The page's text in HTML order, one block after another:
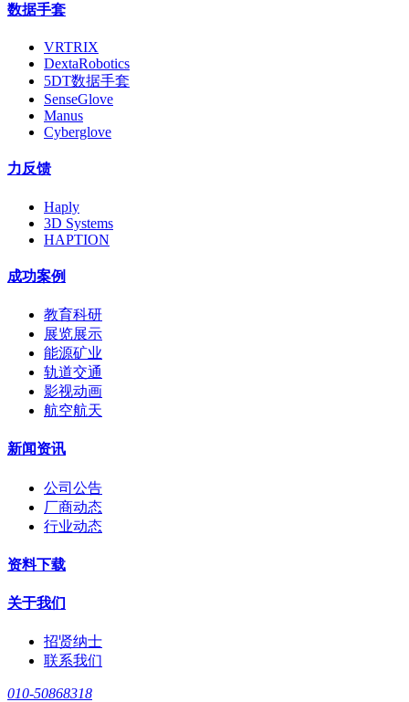
数据手套
VRTRIX
DextaRobotics
5DT数据手套
SenseGlove
Manus
Cyberglove
力反馈
Haply
3D Systems
HAPTION
成功案例
教育科研
展览展示
能源矿业
轨道交通
影视动画
航空航天
新闻资讯
公司公告
厂商动态
行业动态
资料下载
关于我们
招贤纳士
联系我们
010-50868318